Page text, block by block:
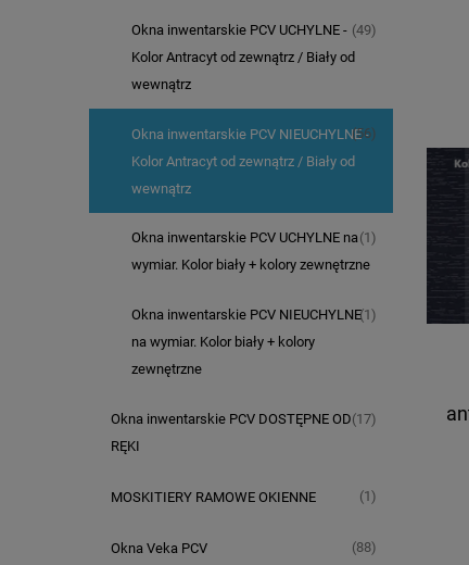
Okna inwentarskie PCV UCHYLNE -
Kolor Antracyt od zewnątrz / Biały od
wewnątrz
(49)
Okna inwentarskie PCV NIEUCHYLNE -
Kolor Antracyt od zewnątrz / Biały od
wewnątrz
(56)
Okna inwentarskie PCV UCHYLNE na
wymiar. Kolor biały + kolory zewnętrzne
(1)
Okna inwentarskie PCV NIEUCHYLNE
na wymiar. Kolor biały + kolory
zewnętrzne
(1)
Okna inwentarskie PCV DOSTĘPNE OD
RĘKI
(17)
MOSKITIERY RAMOWE OKIENNE (1)
Okna Veka PCV (88)